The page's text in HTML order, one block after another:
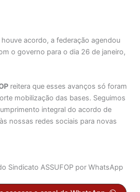
acordo, a federação agendou
o governo para o dia 26 de janeiro,
reitera que esses avanços só foram
mobilização das bases. Seguimos
integral do acordo de
nossas redes sociais para novas
Sindicato ASSUFOP por WhatsApp